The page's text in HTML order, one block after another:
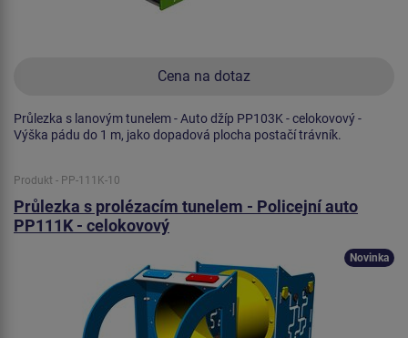
Cena na dotaz
Průlezka s lanovým tunelem - Auto džíp PP103K - celokovový -
Výška pádu do 1 m, jako dopadová plocha postačí trávník.
Produkt - PP-111K-10
Průlezka s prolézacím tunelem - Policejní auto
PP111K - celokovový
Novinka